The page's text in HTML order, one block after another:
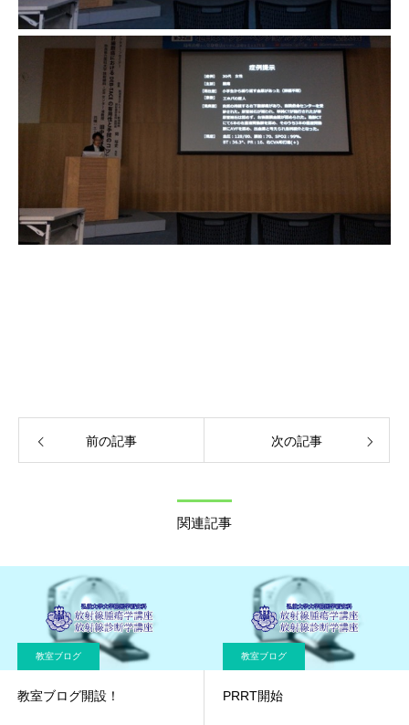
前の記事 次の記事
関連記事
教室ブログ
教室ブログ開設！
教室ブログ
PRRT開始